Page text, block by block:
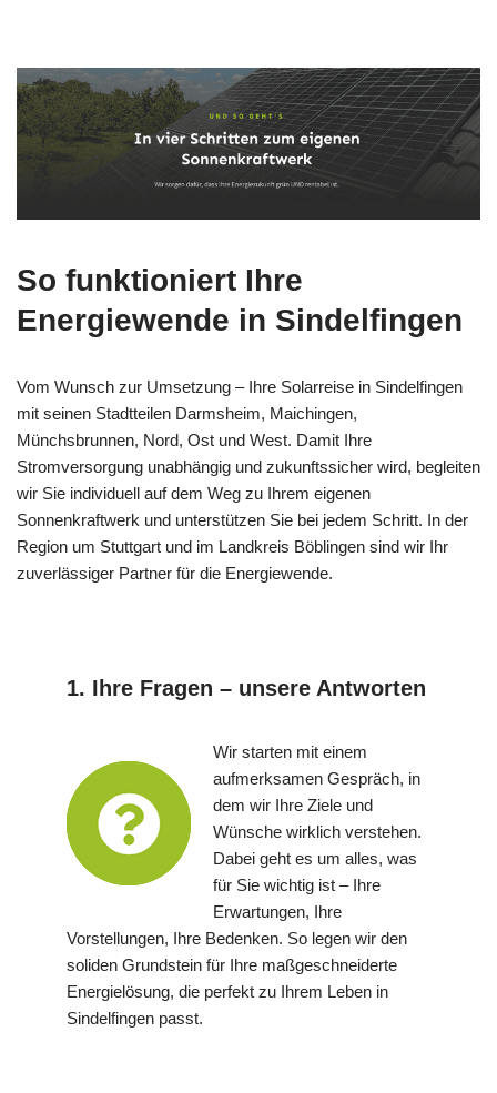
So funktioniert Ihre
Energiewende in Sindelfingen
Vom Wunsch zur Umsetzung – Ihre Solarreise in Sindelfingen
mit seinen Stadtteilen Darmsheim, Maichingen,
Münchsbrunnen, Nord, Ost und West. Damit Ihre
Stromversorgung unabhängig und zukunftssicher wird, begleiten
wir Sie individuell auf dem Weg zu Ihrem eigenen
Sonnenkraftwerk und unterstützen Sie bei jedem Schritt. In der
Region um Stuttgart und im Landkreis Böblingen sind wir Ihr
zuverlässiger Partner für die Energiewende.
1. Ihre Fragen – unsere Antworten
Wir starten mit einem
aufmerksamen Gespräch, in
dem wir Ihre Ziele und
Wünsche wirklich verstehen.
Dabei geht es um alles, was
für Sie wichtig ist – Ihre
Erwartungen, Ihre
Vorstellungen, Ihre Bedenken. So legen wir den
soliden Grundstein für Ihre maßgeschneiderte
Energielösung, die perfekt zu Ihrem Leben in
Sindelfingen passt.